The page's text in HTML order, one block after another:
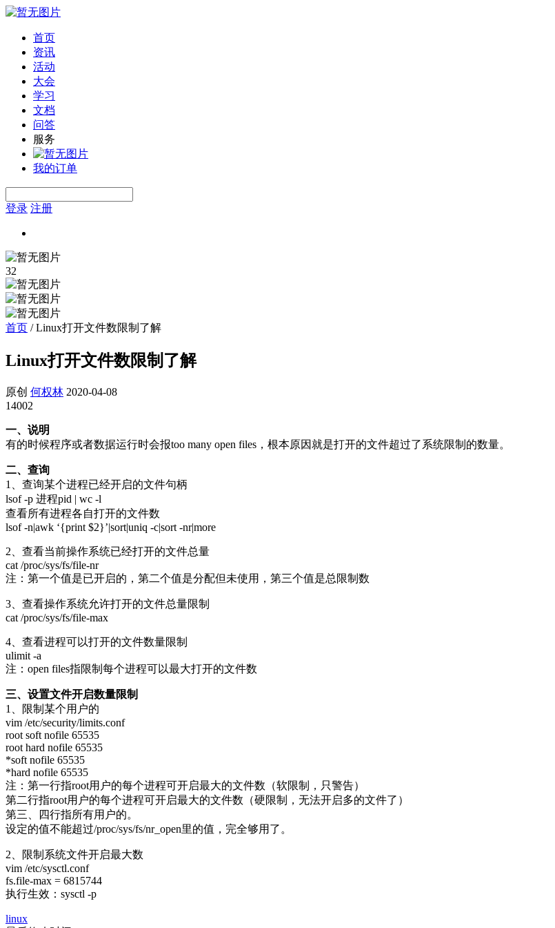
首页
资讯
活动
大会
学习
文档
问答
服务
我的订单
登录 注册
32
首页 /Linux打开文件数限制了解
Linux打开文件数限制了解
原创 何权林 2020-04-08
14002
一、说明
有的时候程序或者数据运行时会报too many open files，根本原因就是打开的文件超过了系统限制的数量。
二、查询
1、查询某个进程已经开启的文件句柄
lsof -p 进程pid | wc -l
查看所有进程各自打开的文件数
lsof -n|awk ‘{print $2}’|sort|uniq -c|sort -nr|more
2、查看当前操作系统已经打开的文件总量
cat /proc/sys/fs/file-nr
注：第一个值是已开启的，第二个值是分配但未使用，第三个值是总限制数
3、查看操作系统允许打开的文件总量限制
cat /proc/sys/fs/file-max
4、查看进程可以打开的文件数量限制
ulimit -a
注：open files指限制每个进程可以最大打开的文件数
三、设置文件开启数量限制
1、限制某个用户的
vim /etc/security/limits.conf
root soft nofile 65535
root hard nofile 65535
*soft nofile 65535
*hard nofile 65535
注：第一行指root用户的每个进程可开启最大的文件数（软限制，只警告）
第二行指root用户的每个进程可开启最大的文件数（硬限制，无法开启多的文件了）
第三、四行指所有用户的。
设定的值不能超过/proc/sys/fs/nr_open里的值，完全够用了。
2、限制系统文件开启最大数
vim /etc/sysctl.conf
fs.file-max = 6815744
执行生效：sysctl -p
linux